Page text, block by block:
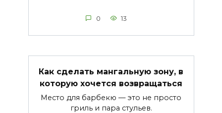
0 13
Как сделать мангальную зону, в
которую хочется возвращаться
Место для барбекю — это не просто
гриль и пара стульев.